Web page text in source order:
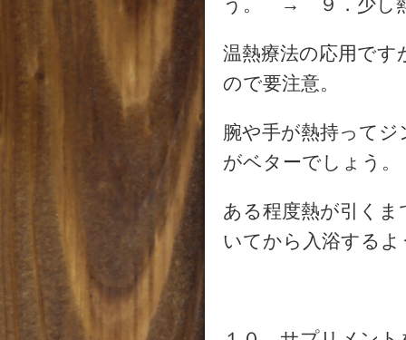
温熱療法の応用で
ので要注意。
腕や手が熱持って
がベターでしょう。
ある程度熱が引く
いてから入浴する